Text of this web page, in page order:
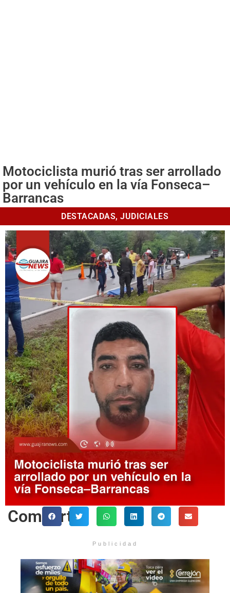
Motociclista murió tras ser arrollado
por un vehículo en la vía Fonseca–
Barrancas
DESTACADAS, JUDICIALES
Comparte
Publicidad